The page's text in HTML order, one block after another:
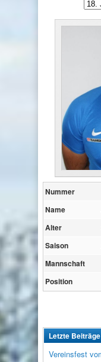
Nummer
Name
Alter
Saison
Mannschaft
Position
Letzte Beiträge
Vereinsfest